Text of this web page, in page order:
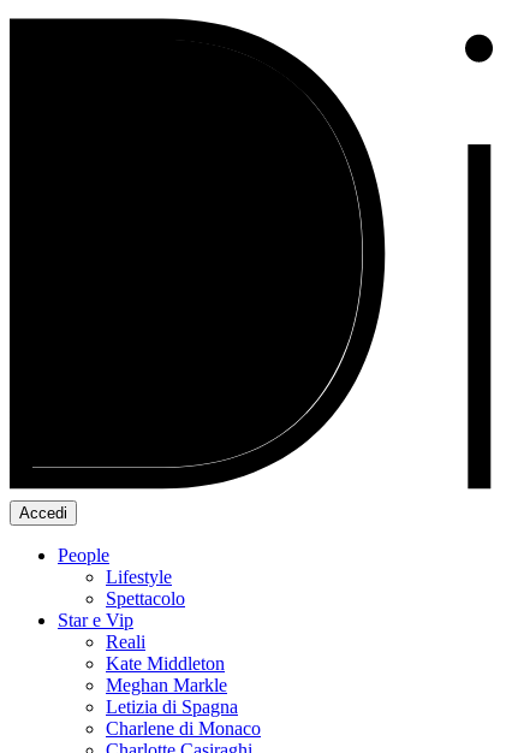
Accedi
People
Lifestyle
Spettacolo
Star e Vip
Reali
Kate Middleton
Meghan Markle
Letizia di Spagna
Charlene di Monaco